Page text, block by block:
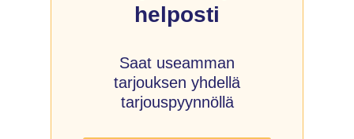
helposti
Saat useamman
tarjouksen yhdellä
tarjouspyynnöllä